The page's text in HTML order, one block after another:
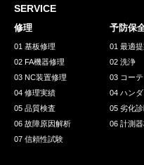
GREEN
環境への取り組み
お問い合わせ 発送先
SERVICE
修理
01 基板修理
02 FA機器修理
03 NC装置修理
04 修理実績
05 品質検査
06 故障原因解析
07 信頼性試験
予防保
01 最適
02 洗浄
03 コー
04 ハンダ
05 劣化
06 計測